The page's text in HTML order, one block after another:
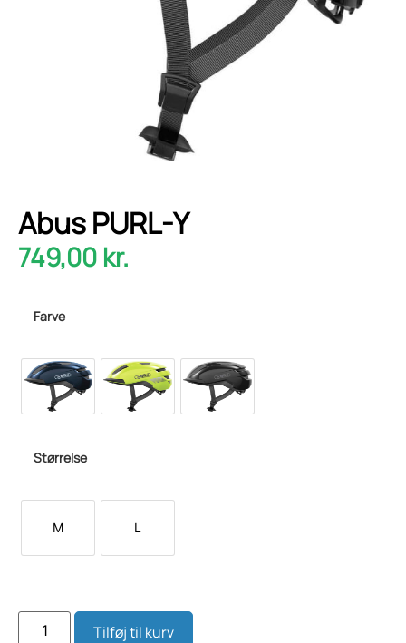
Abus PURL-Y
749,00 kr.
Farve
Størrelse
M L
Tilføj til kurv